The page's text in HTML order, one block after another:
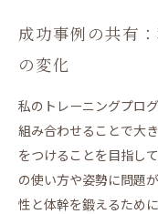
成功事例の共有
の変化
私のトレーニングプロ
組み合わせることで大
をつけることを目指し
の使い方や姿勢に問題
性と体幹を鍛えるため